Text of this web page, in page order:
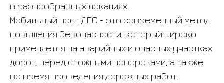
в разнообразных локациях.
Мобильный пост ДПС - это современный метод
повышения безопасности, который широко
применяется на аварийных и опасных участках
дорог, перед сложными поворотами, а также
во время проведения дорожных работ.